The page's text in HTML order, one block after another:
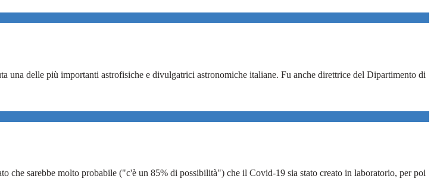
una delle più importanti astrofisiche e divulgatrici astronomiche italiane. Fu anche direttrice del Dipartimento di
che sarebbe molto probabile ("c'è un 85% di possibilità") che il Covid-19 sia stato creato in laboratorio, per poi